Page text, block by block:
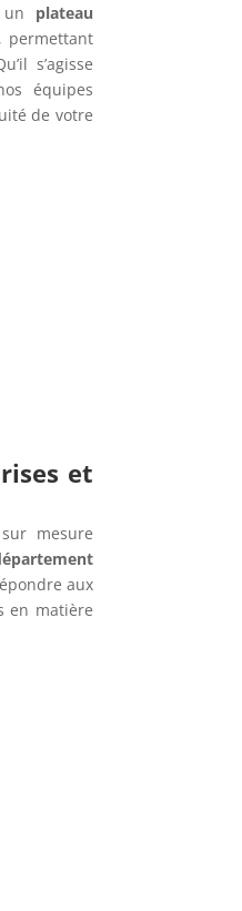
plateau
, permettant
s’agisse
équipes
de votre
et
mesure
aux
en matière